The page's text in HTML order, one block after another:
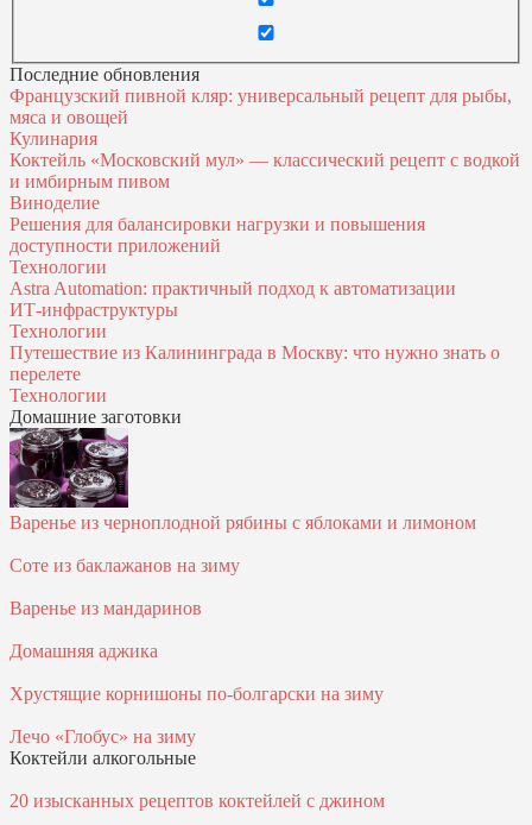
Последние обновления
Французский пивной кляр: универсальный рецепт для рыбы,
мяса и овощей
Кулинария
Коктейль «Московский мул» — классический рецепт с водкой
и имбирным пивом
Виноделие
Решения для балансировки нагрузки и повышения
доступности приложений
Технологии
Astra Automation: практичный подход к автоматизации
ИТ‑инфраструктуры
Технологии
Путешествие из Калининграда в Москву: что нужно знать о
перелете
Технологии
Домашние заготовки
Варенье из черноплодной рябины с яблоками и лимоном
Соте из баклажанов на зиму
Варенье из мандаринов
Домашняя аджика
Хрустящие корнишоны по-болгарски на зиму
Лечо «Глобус» на зиму
Коктейли алкогольные
20 изысканных рецептов коктейлей с джином